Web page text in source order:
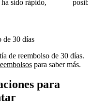
sido rápido,
de 30 días
de reembolso de 30 días.
para saber más.
para